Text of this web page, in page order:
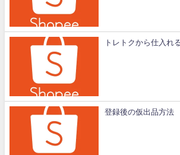
トレトクから仕入れ
登録後の仮出品方法